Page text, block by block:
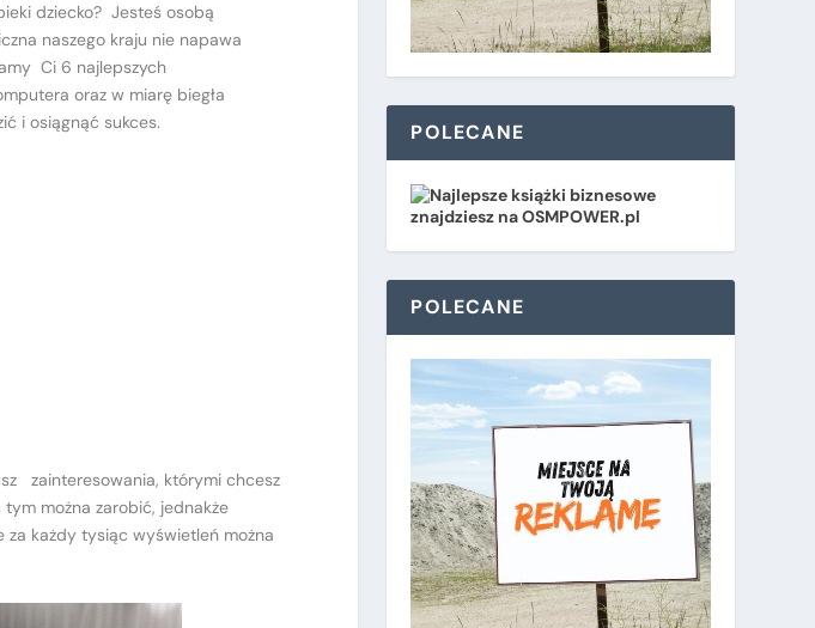
dziecko? Jesteś osobą
naszego kraju nie napawa
Ci 6 najlepszych
oraz w miarę biegła
i osiągnąć sukces.
zainteresowania, którymi chcesz
można zarobić, jednakże
za każdy tysiąc wyświetleń można
POLECANE
POLECANE